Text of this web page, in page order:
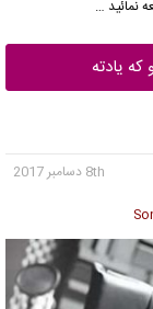
نمائید …
که یادته
8th دسامبر 2017